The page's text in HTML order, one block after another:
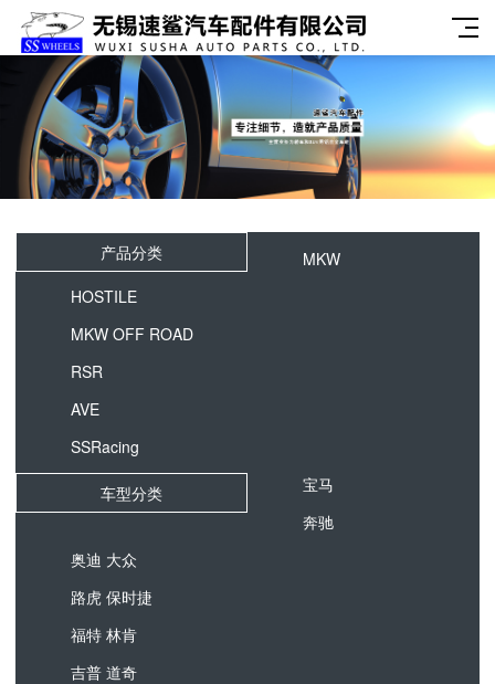
产品分类
MKW
HOSTILE
MKW OFF ROAD
RSR
AVE
SSRacing
车型分类
宝马
奔驰
奥迪 大众
路虎 保时捷
福特 林肯
吉普 道奇